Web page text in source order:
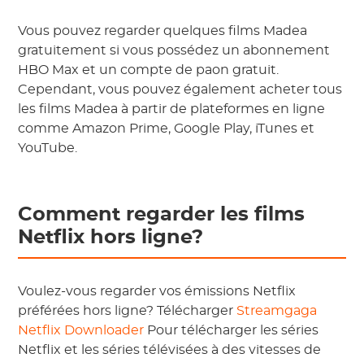
Vous pouvez regarder quelques films Madea
gratuitement si vous possédez un abonnement
HBO Max et un compte de paon gratuit.
Cependant, vous pouvez également acheter tous
les films Madea à partir de plateformes en ligne
comme Amazon Prime, Google Play, iTunes et
YouTube.
Comment regarder les films
Netflix hors ligne?
Voulez-vous regarder vos émissions Netflix
préférées hors ligne? Télécharger Streamgaga
Netflix Downloader Pour télécharger les séries
Netflix et les séries télévisées à des vitesses de